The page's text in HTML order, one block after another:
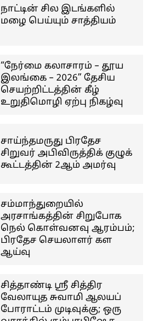
நாட்டின் சில இடங்களில்
மழை பெய்யும் சாத்தியம்
“நேர்மை கலாசாரம் – தூய
இலங்கை – 2026” தேசிய
செயற்றிட்டத்தின் கீழ்
உறுதிமொழி ஏற்பு நிகழ்வு
சாய்ந்தமருது பிரதேச
சிறுவர் அபிவிருத்திக் குழுக்
கூட்டத்தின் 2ஆம் அமர்வு
சம்மாந்துறையில்
அரசாங்கத்தின் சிறுபோக
நெல் கொள்வனவு ஆரம்பம்;
பிரதேச செயலாளர் கள
ஆய்வு
சித்தாண்டி ஸ்ரீ சித்திர
வேலாயுத சுவாமி ஆலயப்
போராட்டம் முடிவுக்கு; ஒரு